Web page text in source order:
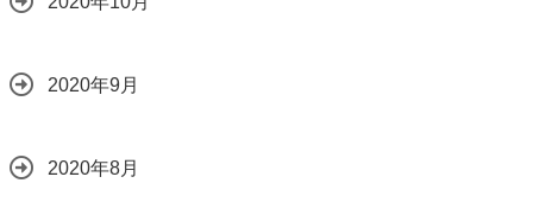
2020年9月
2020年8月